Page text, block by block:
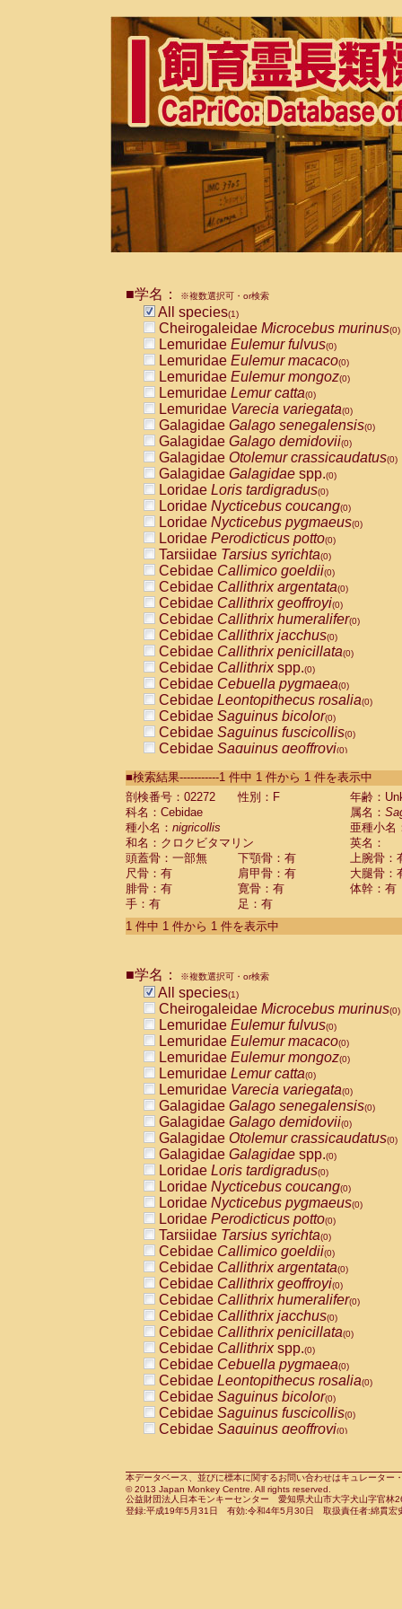
■学名： ※複数選択可・or検索
All species(1)
Cheirogaleidae Microcebus murinus(0)
Lemuridae Eulemur fulvus(0)
Lemuridae Eulemur macaco(0)
Lemuridae Eulemur mongoz(0)
Lemuridae Lemur catta(0)
Lemuridae Varecia variegata(0)
Galagidae Galago senegalensis(0)
Galagidae Galago demidovii(0)
Galagidae Otolemur crassicaudatus(0)
Galagidae Galagidae spp.(0)
Loridae Loris tardigradus(0)
Loridae Nycticebus coucang(0)
Loridae Nycticebus pygmaeus(0)
Loridae Perodicticus potto(0)
Tarsiidae Tarsius syrichta(0)
Cebidae Callimico goeldii(0)
Cebidae Callithrix argentata(0)
Cebidae Callithrix geoffroyi(0)
Cebidae Callithrix humeralifer(0)
Cebidae Callithrix jacchus(0)
Cebidae Callithrix penicillata(0)
Cebidae Callithrixspp.(0)
Cebidae Cebuella pygmaea(0)
Cebidae Leontopithecus rosalia(0)
Cebidae Saguinus bicolor(0)
Cebidae Saguinus fuscicollis(0)
Cebidae Saguinus geoffroyi(0)
CebidaeSaguinus labiatus(0)
Cebidae Saguinus leucopus (0)
Cebidae
CebidaeSaguinus mystax
CebidaeSaguinus nigricollis (1)
Cebidae Saguinus oedipus
Cebidae Saguinus weddelli
Cebidae Saguinusspp.
Cebidae Aotus trivirgatus
Cebidae Cebus albifrons
CebidaeCebus nigrivittatus
CebidaeCebus
CebidaeSaimiri boliviensis(0)
CebidaeSaimiri sciureus(0)
AtelidaeAlouatta caraya(0)
AtelidaeAlouatta fusca(0)
AtelidaeAlouatta seniculus
AtelidaeAlouattaspp.(0)
AtelidaeAteles belzebuth(0)
AtelidaeAteles geoffroyi(0)
AtelidaeAteles paniscus(0)
AtelidaeAtelesspp.(0)
Atelidae Lagothrix lagothricha
AtelidaeLagothrix lagothricha cana
PitheciidaeCacajao calvus
PitheciidaeCallicebus cupreus
PitheciidaeCallicebus donacophilus
PitheciidaeCallicebus moloch
PitheciidaeCallicebus torquatus
PitheciidaeCallicebusspp.(0)
PitheciidaeChiropotes satanas(0)
PitheciidaePithecia monachus
PitheciidaePithecia pithecia(0)
CercopithecidaeCercocebus agilis
CercopithecidaeCercocebus
CercopithecidaeCercocebus
CercopithecidaeCercocebus
CercopithecidaeCercocebus
CercopithecidaeCercocebushybrid
CercopithecidaePapio anubis(0)
CercopithecidaePapio cynocephalus
CercopithecidaePapio hamadryas(0)
■検索結果-----------1 件中 1 件から 1 件を表示中
剖検番号：02272
性別：F
年齢：
科名：Cebidae
属名：
種小名： nigricollis
亜種小名
和名：クロクビタマリン
英名：
頭蓋骨：一部無
下顎骨：有
上腕骨：
尺骨：有
肩甲骨：有
大腿骨：
腓骨：有
寛骨：有
体幹：有
手：有
足：有
1 件中 1 件から 1 件を表示中
■学名： ※複数選択可・or検索
All species(1)
Cheirogaleidae Microcebus murinus(0)
Lemuridae Eulemur fulvus(0)
Lemuridae Eulemur macaco(0)
Lemuridae Eulemur mongoz(0)
Lemuridae Lemur catta(0)
Lemuridae Varecia variegata(0)
Galagidae Galago senegalensis(0)
Galagidae Galago demidovii(0)
Galagidae Otolemur crassicaudatus(0)
Galagidae Galagidae spp.(0)
Loridae Loris tardigradus(0)
Loridae Nycticebus coucang(0)
Loridae Nycticebus pygmaeus(0)
Loridae Perodicticus potto(0)
Tarsiidae Tarsius syrichta(0)
Cebidae Callimico goeldii(0)
Cebidae Callithrix argentata(0)
Cebidae Callithrix geoffroyi(0)
Cebidae Callithrix humeralifer(0)
Cebidae Callithrix jacchus(0)
Cebidae Callithrix penicillata(0)
Cebidae Callithrixspp.(0)
Cebidae Cebuella pygmaea(0)
Cebidae Leontopithecus rosalia(0)
Cebidae Saguinus bicolor(0)
Cebidae Saguinus fuscicollis(0)
Cebidae Saguinus geoffroyi(0)
CebidaeSaguinus leucopus(0)
CebidaeSaguinus midas(0)
Cebidae Saguinus mystax(0)
本データベース、並びに標本に関するお問い合わせはキュレータ
© 2013 Japan Monkey Centre. All rights reserved.
公益財団法人日本モンキーセンター 愛知県犬山市大字犬山字官
登録:平成19年5月31日 有効:令和4年5月30日 取扱責任者:綿貫宏